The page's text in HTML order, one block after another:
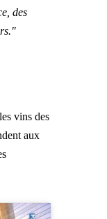
des
vins des
aux